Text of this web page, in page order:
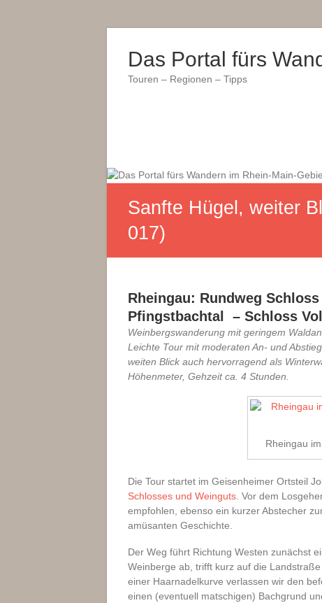
contentDas Portal fürs
Touren – Regionen – Tipps
Sanfte Hügel, weiter
017)
Rheingau: Rundweg
Pfingstbachtal – Schloss
Weinbergswanderung mit geringem
Leichte Tour mit moderaten An- und
weiten Blick auch hervorragend als
Höhenmeter, Gehzeit ca. 4 Stunden.
Rheingau
Die Tour startet im Geisenheimer Ortsteil
Schlosses und Weinguts . Vor dem
empfohlen, ebenso ein kurzer Abstecher
amüsanten Geschichte.
Der Weg führt Richtung Westen zunächst
Weinberge ab, trifft kurz auf die
einer Haarnadelkurve verlassen wir den
einen (eventuell matschigen) Bachgrund